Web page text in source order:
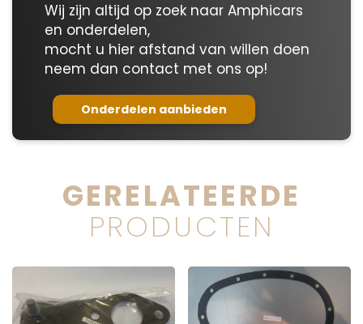
Wij zijn altijd op zoek naar Amphicars
en onderdelen,
mocht u hier afstand van willen doen
neem dan contact met ons op!
Onderdelen aanbieden
GERELATEERDE
PRODUCTEN